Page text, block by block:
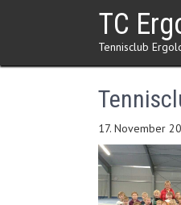
TC
Tennisclub
17. November